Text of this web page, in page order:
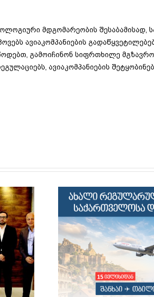
მდგომარეობის
ავიაკომპანიების
გამოიჩინონ სიფრთხილე
ავიაკომპანიების